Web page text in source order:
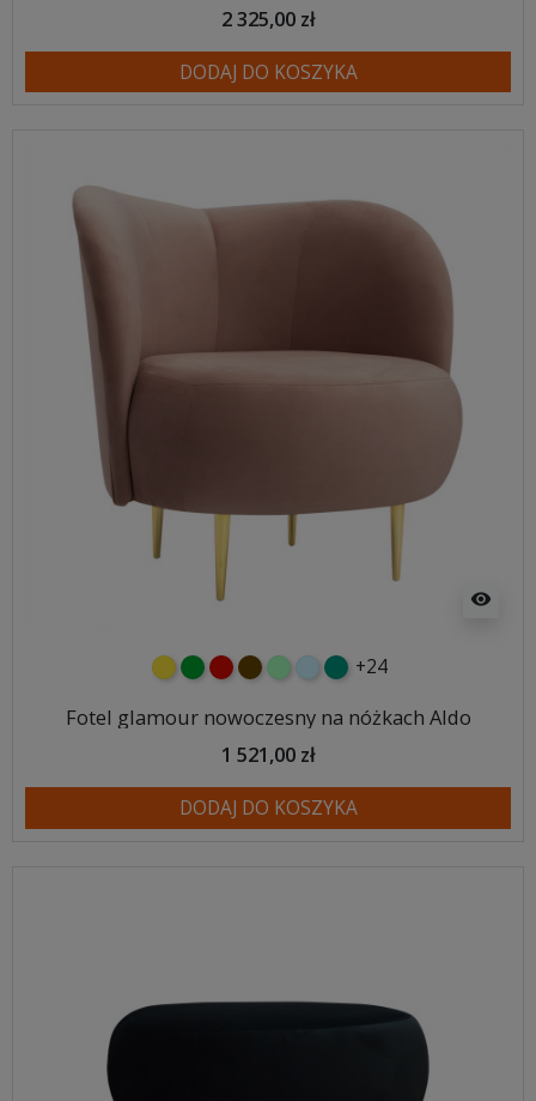
2 325,00 zł
DODAJ DO KOSZYKA
visibility
żółtyzielonyczerwony
czekoladowy
miętowybłękitny
turkusowy
+24
Fotel glamour nowoczesny na nóżkach Aldo
1 521,00 zł
DODAJ DO KOSZYKA